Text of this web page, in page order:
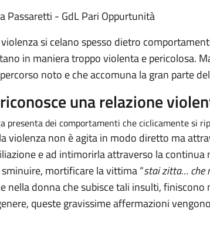
Passaretti - GdL Pari Oppurtunità
si celano spesso dietro
in maniera troppo violenta e pericolosa.
noto e che accomuna la gran parte
una relazione
presenta dei comportamenti che ciclicamente si
la violenza non è agita in modo diretto ma
e ad intimorirla attraverso la
mortificare la vittima “stai zitta… che
nella donna che subisce tali insulti,
queste gravissime affermazioni